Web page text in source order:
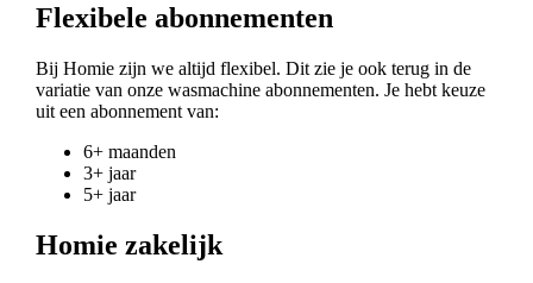
Flexibele abonnementen
Bij Homie zijn we altijd flexibel. Dit zie je ook terug in de
variatie van onze wasmachine abonnementen. Je hebt keuze
uit een abonnement van:
6+ maanden
3+ jaar
5+ jaar
Homie zakelijk